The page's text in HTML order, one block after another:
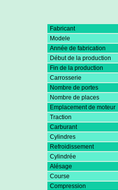
Fabricant
Modele
Année de fabrication
Début de la production
Fin de la production
Carrosserie
Nombre de portes
Nombre de places
Emplacement de moteur
Traction
Carburant
Cylindres
Refroidissement
Cylindrée
Alésage
Course
Compression